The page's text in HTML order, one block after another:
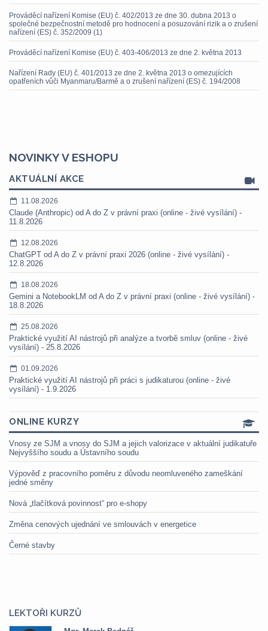
Prováděcí nařízení Komise (EU) č. 402/2013 ze dne 30. dubna 2013 o
společné bezpečnostní metodě pro hodnocení a posuzování rizik a o zrušení
nařízení (ES) č. 352/2009 (1)
Prováděcí nařízení Komise (EU) č. 403-406/2013 ze dne 2. května 2013
Nařízení Rady (EU) č. 401/2013 ze dne 2. května 2013 o omezujících
opatřeních vůči Myanmaru/Barmě a o zrušení nařízení (ES) č. 194/2008
NOVINKY V ESHOPU
AKTUÁLNÍ AKCE
11.08.2026
Claude (Anthropic) od A do Z v právní praxi (online - živé vysílání) -
11.8.2026
12.08.2026
ChatGPT od A do Z v právní praxi 2026 (online - živé vysílání) -
12.8.2026
18.08.2026
Gemini a NotebookLM od A do Z v právní praxi (online - živé vysílání) -
18.8.2026
25.08.2026
Praktické využití AI nástrojů při analýze a tvorbě smluv (online - živé
vysílání) - 25.8.2026
01.09.2026
Praktické využití AI nástrojů při práci s judikaturou (online - živé
vysílání) - 1.9.2026
ONLINE KURZY
Vnosy ze SJM a vnosy do SJM a jejich valorizace v aktuální judikatuře
Nejvyššího soudu a Ústavního soudu
Výpověď z pracovního poměru z důvodu neomluveného zameškání
jedné směny
Nová „tlačítková povinnost“ pro e-shopy
Změna cenových ujednání ve smlouvách v energetice
Černé stavby
LEKTOŘI KURZŮ